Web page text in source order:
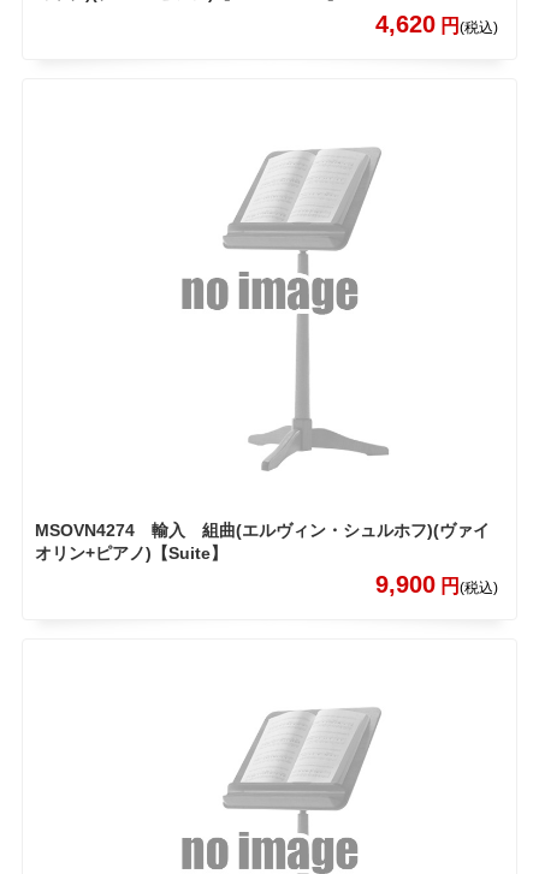
4,620 円(税込)
MSOVN4274 輸入 組曲(エルヴィン・シュルホフ)(ヴァイ
オリン+ピアノ)【Suite】
9,900 円(税込)